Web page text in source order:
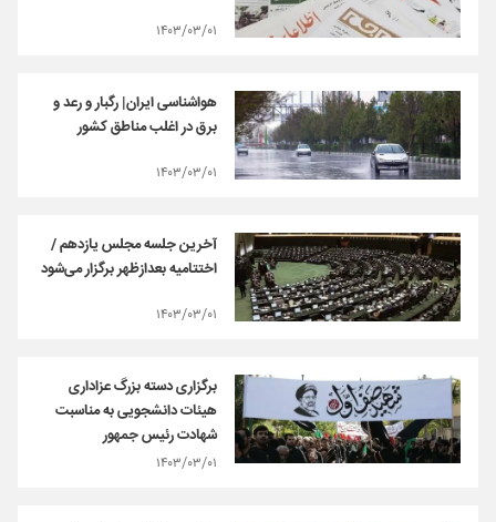
۱۴۰۳/۰۳/۰۱
هواشناسی ایران| رگبار و رعد و
برق در اغلب مناطق کشور
۱۴۰۳/۰۳/۰۱
آخرین جلسه مجلس یازدهم /
اختتامیه بعدازظهر برگزار می‌شود
۱۴۰۳/۰۳/۰۱
برگزاری دسته بزرگ عزاداری
هیئات دانشجویی به مناسبت
شهادت رئیس جمهور
۱۴۰۳/۰۳/۰۱